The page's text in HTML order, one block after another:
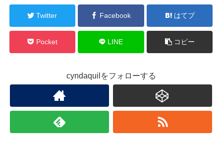
Twitter Facebook はてブ
Pocket LINE コピー
cyndaquilをフォローする